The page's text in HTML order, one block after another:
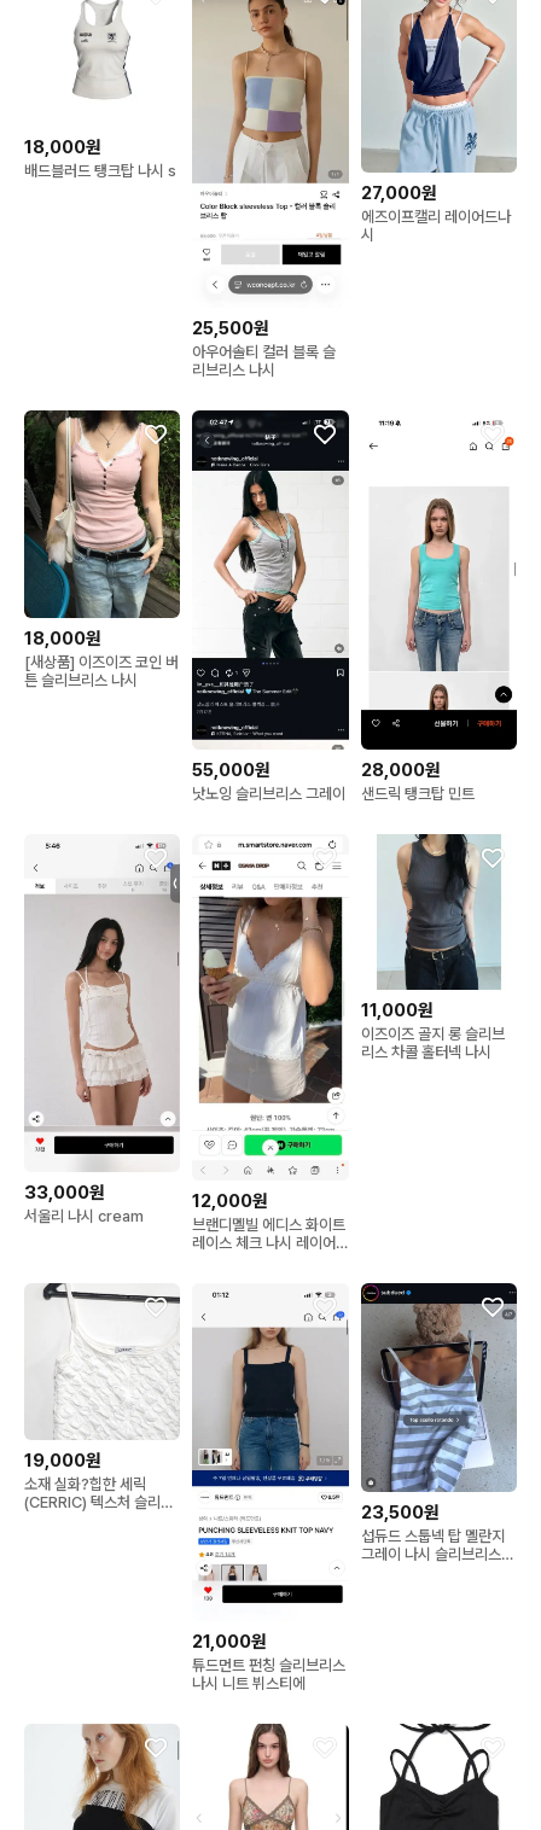
18,000원
배드블러드 탱크탑 나시 s
25,500원
아우어솔티 컬러 블록 슬
리브리스 나시
27,000원
에즈이프캘리 레이어드나
시
18,000원
[새상품] 이즈이즈 코인 버
튼 슬리브리스 나시
55,000원
낫노잉 슬리브리스 그레이
28,000원
샌드릭 탱크탑 민트
33,000원
서울리 나시 cream
12,000원
브랜디멜빌 에디스 화이트
레이스 체크 나시 레이어
11,000원
이즈이즈 골지 롱 슬리브
리스 차콜 홀터넥 나시
19,000원
소재 실화?힙한 세릭
(CERRIC) 텍스처 슬리브
21,000원
튜드먼트 펀칭 슬리브리스
나시 니트 뷔스티에
23,500원
섭듀드 스툽넥 탑 멜란지
그레이 나시 슬리브리스